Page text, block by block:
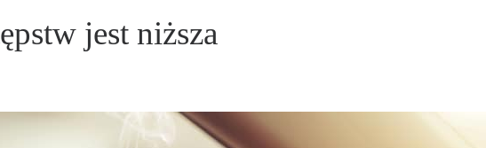
jest niższa